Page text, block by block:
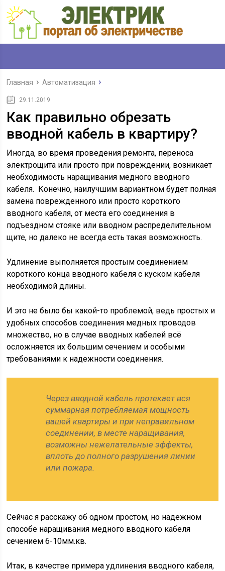
Главная Автоматизация
29.11.2019
Как правильно обрезать
вводной кабель в квартиру?
Иногда, во время проведения ремонта, переноса
электрощита или просто при повреждении, возникает
необходимость наращивания медного вводного
кабеля. Конечно, наилучшим вариантном будет полная
замена поврежденного или просто короткого
вводного кабеля, от места его соединения в
подъездном стояке или вводном распределительном
щите, но далеко не всегда есть такая возможность.
Удлинение выполняется простым соединением
короткого конца вводного кабеля с куском кабеля
необходимой длины.
И это не было бы какой-то проблемой, ведь простых и
удобных способов соединения медных проводов
множество, но в случае вводных кабелей всё
осложняется их большим сечением и особыми
требованиями к надежности соединения.
Через вводной кабель протекает вся
суммарная потребляемая мощность
вашей квартиры и при неправильном
соединении, в месте наращивания,
возможны нежелательные эффекты,
вплоть до полного разрушения линии
или пожара.
Сейчас я расскажу об одном простом, но надежном
способе наращивания медного вводного кабеля
сечением 6-10мм.кв.
Итак, в качестве примера удлинения вводного кабеля,